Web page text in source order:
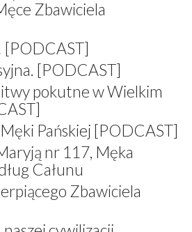
Zbawiciela
[PODCAST]
[PODCAST]
pokutne w Wielkim
Pańskiej [PODCAST]
nr 117, Męka
Całunu
Zbawiciela